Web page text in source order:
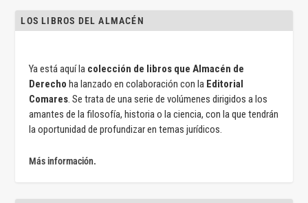
LOS LIBROS DEL ALMACÉN
Ya está aquí la colección de libros que Almacén de
Derecho ha lanzado en colaboración con la Editorial
Comares. Se trata de una serie de volúmenes dirigidos a los
amantes de la filosofía, historia o la ciencia, con la que tendrán
la oportunidad de profundizar en temas jurídicos.
Más información.